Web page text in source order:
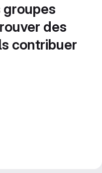
groupes
des
contribuer